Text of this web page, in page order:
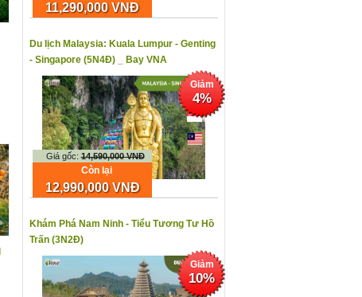
11,290,000 VNĐ
Du lịch Malaysia: Kuala Lumpur - Genting
- Singapore (5N4Đ) _ Bay VNA
Giá gốc:14,590,000 VNĐ
Còn lại
12,990,000 VNĐ
Giảm
4%
Khám Phá Nam Ninh - Tiểu Tương Tư Hồ
Trấn (3N2Đ)
Giảm
10%